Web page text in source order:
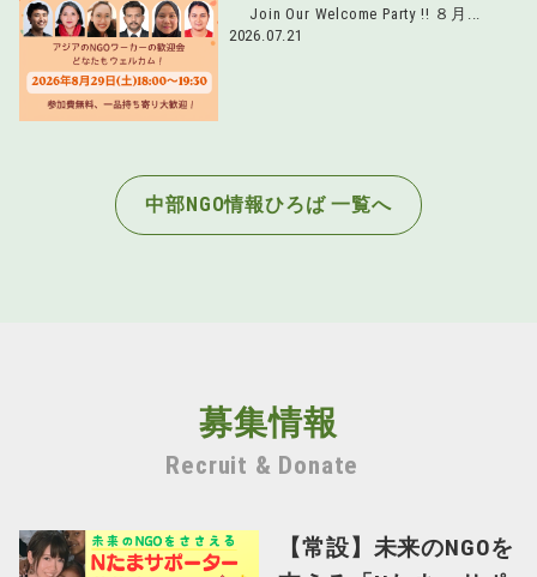
Join Our Welcome Party !! ８月...
2026.07.21
中部NGO情報ひろば 一覧へ
募集情報
Recruit & Donate
【常設】未来のNGOを